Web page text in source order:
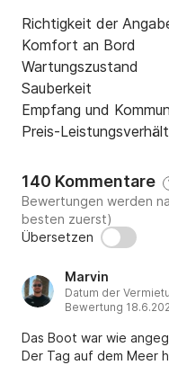
Richtigkeit der
Komfort an Bord
Wartungszustand
Sauberkeit
Empfang und
Preis-
140 Kommentare
Bewertungen werden
besten zuerst)
Übersetzen
Marvin
Datum der
Bewertung
Das Boot war wie
Der Tag auf dem Meer